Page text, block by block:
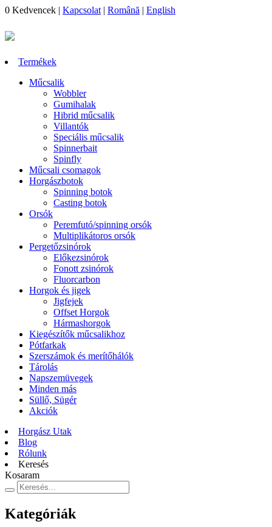
0 Kedvencek | Kapcsolat | Română | English
Termékek
Műcsalik
Wobbler
Gumihalak
Hibrid műcsalik
Villantók
Speciális műcsalik
Spinnerbait
Spinfly
Műcsali csomagok
Horgászbotok
Spinning botok
Casting botok
Orsók
Peremfutó/spinning orsók
Multiplikátoros orsók
Pergetőzsinórok
Előkezsinórok
Fonott zsinórok
Fluorcarbon
Horgok és jigek
Jigfejek
Offset Horgok
Hármashorgok
Kiegészítők műcsalikhoz
Pótfarkak
Szerszámok és merítőhálók
Tárolás
Napszemüvegek
Minden más
Süllő, Sügér
Akciók
Horgász Utak
Blog
Rólunk
Keresés
Kosaram
Kategóriák